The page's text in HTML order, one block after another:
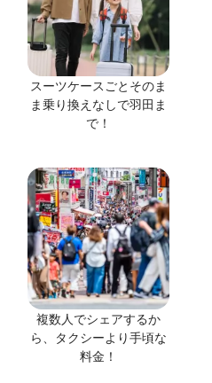
スーツケースごとそのま
ま乗り換えなしで羽田ま
で！
複数人でシェアするか
ら、タクシーより手頃な
料金！